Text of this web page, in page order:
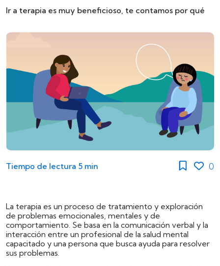
Ir a terapia es muy beneficioso, te contamos por qué
Tiempo de lectura 5 min 0
La terapia es un proceso de tratamiento y exploración
de problemas emocionales, mentales y de
comportamiento. Se basa en la comunicación verbal y la
interacción entre un profesional de la salud mental
capacitado y una persona que busca ayuda para resolver
sus problemas.